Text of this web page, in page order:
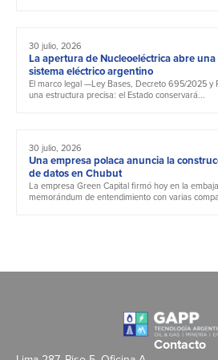
30 julio, 2026
La apertura de Nucleoeléctrica abre
sistema eléctrico argentino
El marco legal —Ley Bases, Decreto 695/2025 y
una estructura precisa: el Estado conservará...
30 julio, 2026
Una empresa polaca anuncia la
de datos en Chubut
La empresa Green Capital firmó hoy en la
memorándum de entendimiento con varias
Contacto